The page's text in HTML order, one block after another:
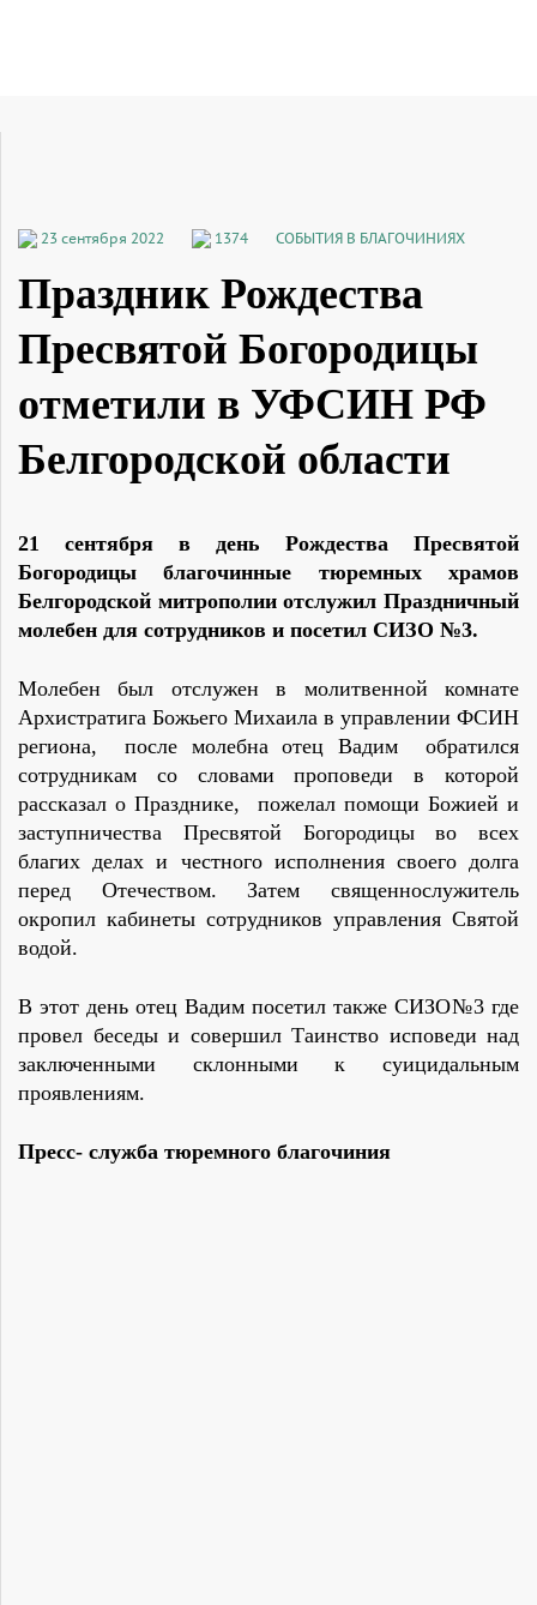
23 сентября 2022 1374 СОБЫТИЯ В БЛАГОЧИНИЯХ
Праздник Рождества
Пресвятой Богородицы
отметили в УФСИН РФ
Белгородской области
21 сентября в день Рождества Пресвятой
Богородицы благочинные тюремных храмов
Белгородской митрополии отслужил Праздничный
молебен для сотрудников и посетил СИЗО №3.
Молебен был отслужен в молитвенной комнате
Архистратига Божьего Михаила в управлении ФСИН
региона, после молебна отец Вадим обратился
сотрудникам со словами проповеди в которой
рассказал о Празднике, пожелал помощи Божией и
заступничества Пресвятой Богородицы во всех
благих делах и честного исполнения своего долга
перед Отечеством. Затем священнослужитель
окропил кабинеты сотрудников управления Святой
водой.
В этот день отец Вадим посетил также СИЗО№3 где
провел беседы и совершил Таинство исповеди над
заключенными склонными к суицидальным
проявлениям.
Пресс- служба тюремного благочиния